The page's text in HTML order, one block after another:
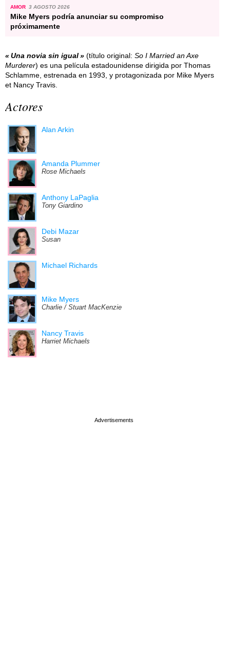
AMOR 3 AGOSTO 2026
Mike Myers podría anunciar su compromiso
próximamente
Una novia sin igual (título original: So I Married an Axe
Murderer) es una película estadounidense dirigida por Thomas
Schlamme, estrenada en 1993, y protagonizada por Mike Myers
et Nancy Travis.
Actores
Alan Arkin
Amanda Plummer
Rose Michaels
Anthony LaPaglia
Tony Giardino
Debi Mazar
Susan
Michael Richards
Mike Myers
Charlie / Stuart MacKenzie
Nancy Travis
Harriet Michaels